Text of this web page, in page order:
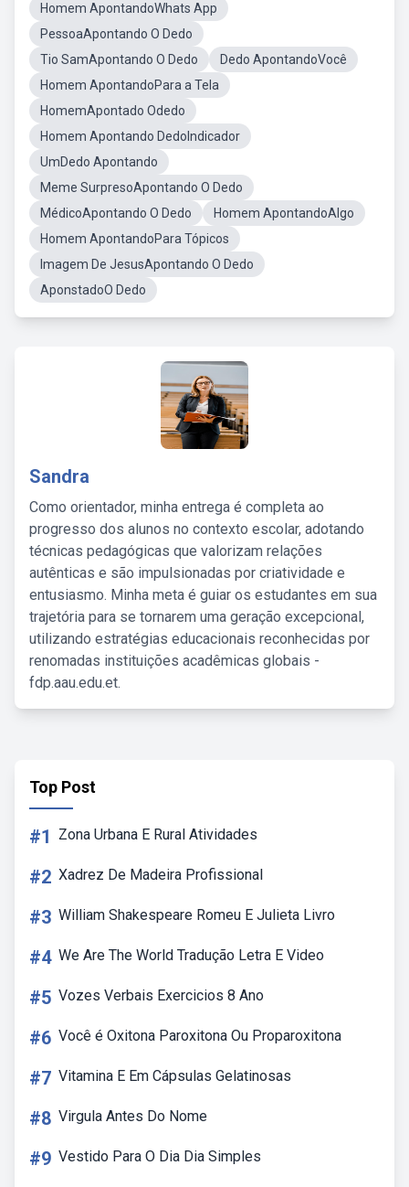
Homem ApontandoWhats App
PessoaApontando O Dedo
Tio SamApontando O Dedo
Dedo ApontandoVocê
Homem ApontandoPara a Tela
HomemApontado Odedo
Homem Apontando DedoIndicador
UmDedo Apontando
Meme SurpresoApontando O Dedo
MédicoApontando O Dedo
Homem ApontandoAlgo
Homem ApontandoPara Tópicos
Imagem De JesusApontando O Dedo
AponstadoO Dedo
Sandra
Como orientador, minha entrega é completa ao
progresso dos alunos no contexto escolar, adotando
técnicas pedagógicas que valorizam relações
autênticas e são impulsionadas por criatividade e
entusiasmo. Minha meta é guiar os estudantes em sua
trajetória para se tornarem uma geração excepcional,
utilizando estratégias educacionais reconhecidas por
renomadas instituições acadêmicas globais -
fdp.aau.edu.et.
Top Post
#1 Zona Urbana E Rural Atividades
#2 Xadrez De Madeira Profissional
#3 William Shakespeare Romeu E Julieta Livro
#4 We Are The World Tradução Letra E Video
#5 Vozes Verbais Exercicios 8 Ano
#6 Você é Oxitona Paroxitona Ou Proparoxitona
#7 Vitamina E Em Cápsulas Gelatinosas
#8 Virgula Antes Do Nome
#9 Vestido Para O Dia Dia Simples